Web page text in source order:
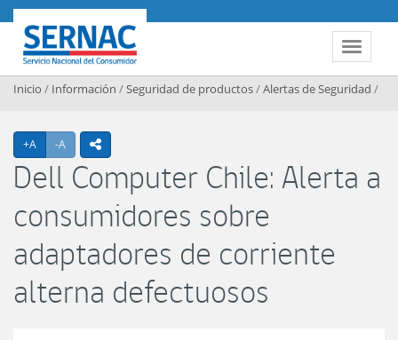
Contenido principal
Toggle
SERNAC
Inicio / Información /Seguridad de productos/Alertas de Seguridad /
+A Agrandar texto
-A Achicar textoicono compartir
Dell Computer Chile: Alerta a
consumidores sobre
adaptadores de corriente
alterna defectuosos